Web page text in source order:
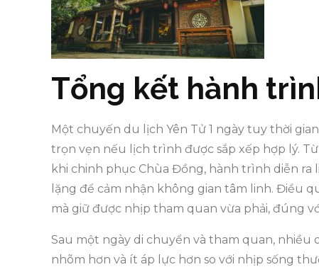
Tổng kết hành
Một chuyến du lịch Yên Tử 1 ngày tuy thời
trọn vẹn nếu lịch trình được sắp xếp hợp lý.
khi chinh phục Chùa Đồng, hành trình diễn ra
lặng để cảm nhận không gian tâm linh. Điều
mà giữ được nhịp tham quan vừa phải, đúng
Sau một ngày di chuyển và tham quan, nhiều
nhõm hơn và ít áp lực hơn so với nhịp sống